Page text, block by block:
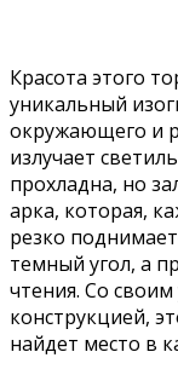
Красота этого
уникальный
окружающего и
излучает
прохладна, но
арка, которая,
резко
темный угол, а
чтения. Со
конструкцией,
найдет место в